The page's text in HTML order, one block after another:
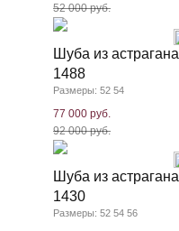
52 000 руб.
Шуба из астрагана
1488
Размеры: 52 54
77 000 руб.
92 000 руб.
Шуба из астрагана
1430
Размеры: 52 54 56